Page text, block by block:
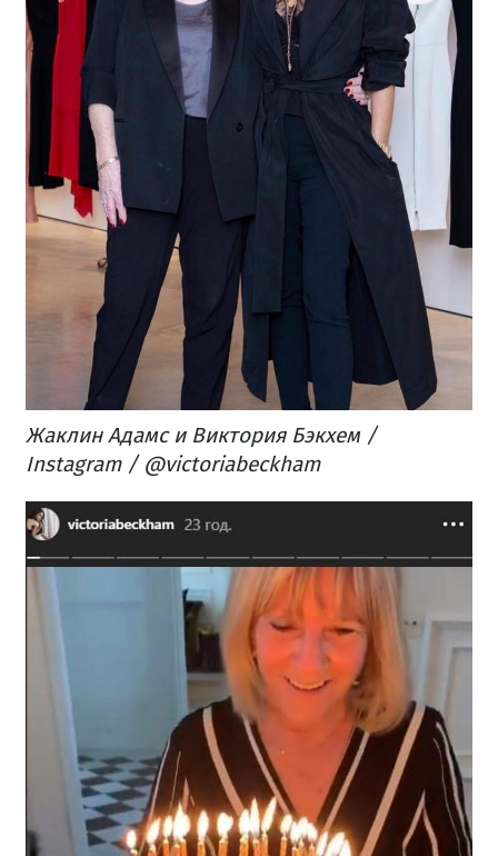
Жаклин Адамс и Виктория Бэкхем /
Instagram / @victoriabeckham